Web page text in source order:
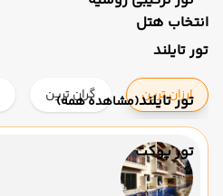
تور تایلند
تور تایلند(مشاهده همه)
تور پوکت
انتخاب هتل
ارزان ترین گران ترین